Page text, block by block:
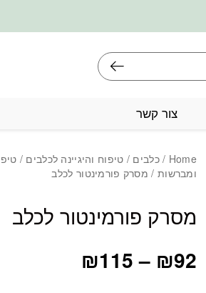
צור קשר
Home
/כלבים / טיפוח והיגיינה לכלבים /
ומברשות / מסרק פורמינטור לכלב
מסרק פורמינטור לכלב
₪92
–
₪115